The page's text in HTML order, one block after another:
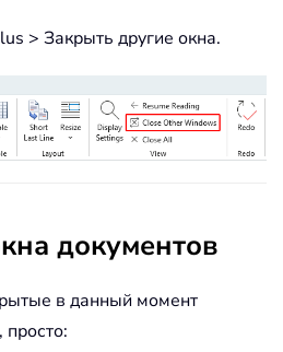
> Закрыть другие окна.
документов
в данный момент